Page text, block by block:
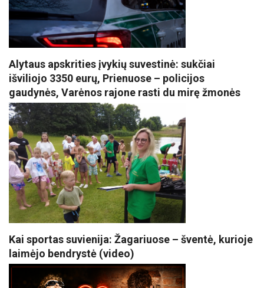
Alytaus apskrities įvykių suvestinė: sukčiai
išviliojo 3350 eurų, Prienuose – policijos
gaudynės, Varėnos rajone rasti du mirę žmonės
Kai sportas suvienija: Žagariuose – šventė, kurioje
laimėjo bendrystė (video)